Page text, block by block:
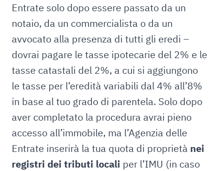
Entrate solo dopo essere passato da un
notaio, da un commercialista o da un
avvocato alla presenza di tutti gli eredi –
dovrai pagare le tasse ipotecarie del 2% e le
tasse catastali del 2%, a cui si aggiungono
le tasse per l’eredità variabili dal 4% all’8%
in base al tuo grado di parentela. Solo dopo
aver completato la procedura avrai pieno
accesso all’immobile, ma l’Agenzia delle
Entrate inserirà la tua quota di proprietà nei
registri dei tributi locali per l’IMU (in caso